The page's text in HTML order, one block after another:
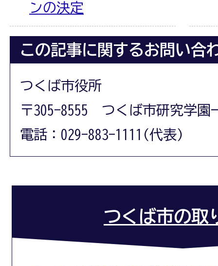
ンの決定
この記事に関するお問い合
つくば市役所
〒305-8555 つくば市研究学園
電話：029-883-1111(代表)
つくば市の取